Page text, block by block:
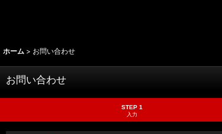
ホーム > お問い合わせ
お問い合わせ
STEP 1
入力